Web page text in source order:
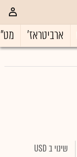
ארביטראז'
שינוי ב USD